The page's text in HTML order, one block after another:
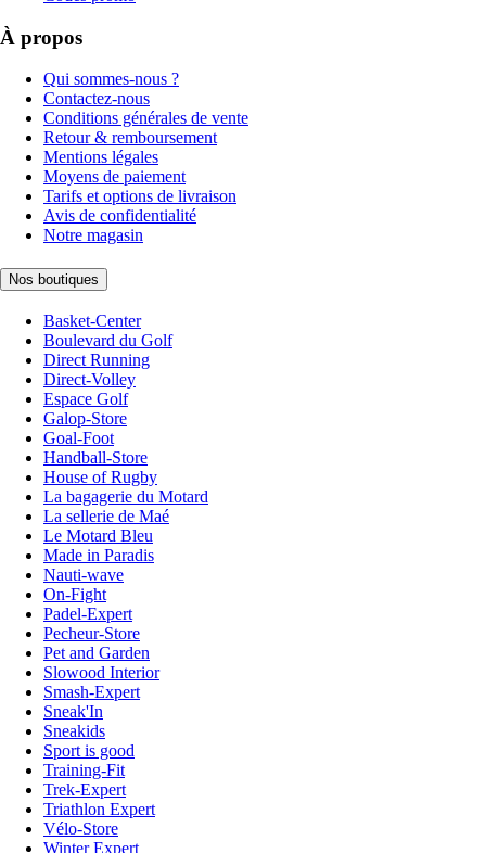
À propos
Qui sommes-nous ?
Contactez-nous
Conditions générales de vente
Retour & remboursement
Mentions légales
Moyens de paiement
Tarifs et options de livraison
Avis de confidentialité
Notre magasin
Nos boutiques
Basket-Center
Boulevard du Golf
Direct Running
Direct-Volley
Espace Golf
Galop-Store
Goal-Foot
Handball-Store
House of Rugby
La bagagerie du Motard
La sellerie de Maé
Le Motard Bleu
Made in Paradis
Nauti-wave
On-Fight
Padel-Expert
Pecheur-Store
Pet and Garden
Slowood Interior
Smash-Expert
Sneak'In
Sneakids
Sport is good
Training-Fit
Trek-Expert
Triathlon Expert
Vélo-Store
Winter Expert